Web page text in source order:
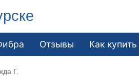
Отзывы Как купить
Г.